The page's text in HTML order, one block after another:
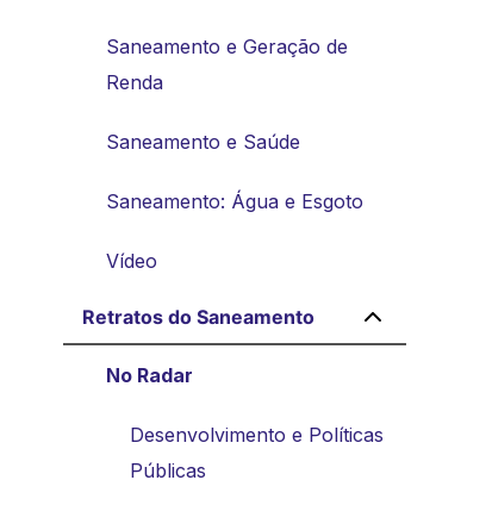
Saneamento e Geração de
Renda
Saneamento e Saúde
Saneamento: Água e Esgoto
Vídeo
Retratos do Saneamento
No Radar
Desenvolvimento e Políticas
Públicas